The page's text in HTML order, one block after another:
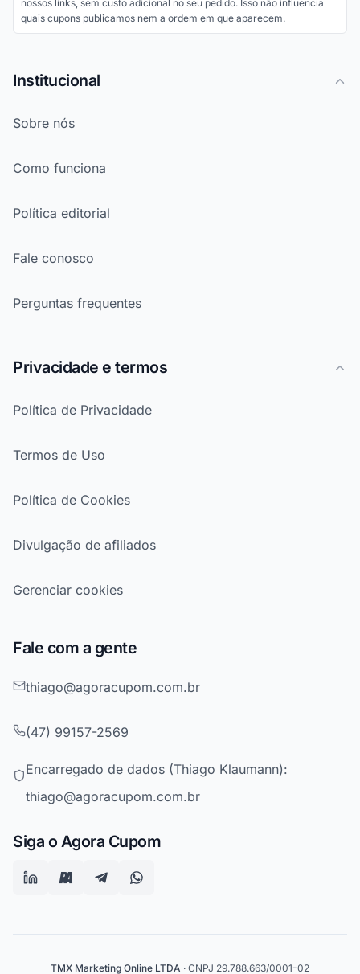
nossos links, sem custo adicional no seu pedido. Isso não influencia
quais cupons publicamos nem a ordem em que aparecem.
Institucional
Sobre nós
Como funciona
Política editorial
Fale conosco
Perguntas frequentes
Privacidade e termos
Política de Privacidade
Termos de Uso
Política de Cookies
Divulgação de afiliados
Gerenciar cookies
Fale com a gente
thiago@agoracupom.com.br
(47) 99157-2569
Encarregado de dados (Thiago Klaumann):
thiago@agoracupom.com.br
Siga o Agora Cupom
TMX Marketing Online LTDA · CNPJ 29.788.663/0001-02